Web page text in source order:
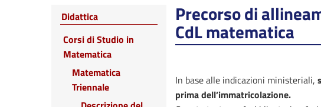
Precorso di
CdL matematica
In base alle indicazioni ministeriali,
prima dell’immatricolazione.
Didattica
Corsi di Studio in
Matematica
Matematica
Triennale